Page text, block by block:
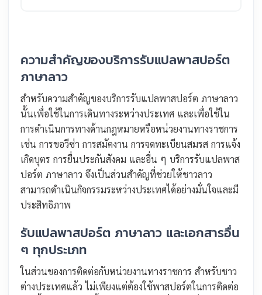
ความสำคัญของบริการรับแปลพาสปอร์ต
ภาษาลาว
สำหรับความสำคัญของบริการรับแปลพาสปอร์ต ภาษาลาว
นั้นเพื่อใช้ในการเดินทางระหว่างประเทศ และเพื่อใช้ใน
การดำเนินการทางด้านกฎหมายหรือหน่วยงานทางราชการ
เช่น การขอวีซ่า การสมัคงาน การจดทะเบียนสมรส การแจ้ง
เกิดบุตร การยื่นประกันสังคม และอื่น ๆ บริการรับแปลพาส
ปอร์ต ภาษาลาว จึงเป็นส่วนสำคัญที่ช่วยให้ชาวลาว
สามารถดำเนินกิจกรรมระหว่างประเทศได้อย่างมั่นใจและมี
ประสิทธิภาพ
รับแปลพาสปอร์ต ภาษาลาว และเอกสารอื่น
ๆ ทุกประเภท
ในส่วนของการติดต่อกับหน่วยงานทางราชการ สำหรับชาว
ต่างประเทศแล้ว ไม่เพียงแต่ต้องใช้พาสปอร์ตในการติดต่อ